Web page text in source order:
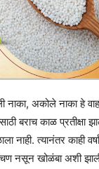
अकोले नाका हे
बराच काळ
नाही. त्यानंतर काही
नसून खोळंबा अशी